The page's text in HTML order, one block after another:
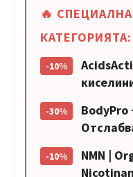
🔥
КАТЕГОРИЯТА:
-10%
-30%
BodyPro
-10%
NMN |